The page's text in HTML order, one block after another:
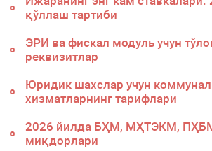
қўллаш тартиби
ЭРИ ва фискал модуль учун
реквизитлар
Юридик шахслар учун коммунал
хизматларнинг тарифлари
2026 йилда БҲМ, МҲТЭКМ,
миқдорлари